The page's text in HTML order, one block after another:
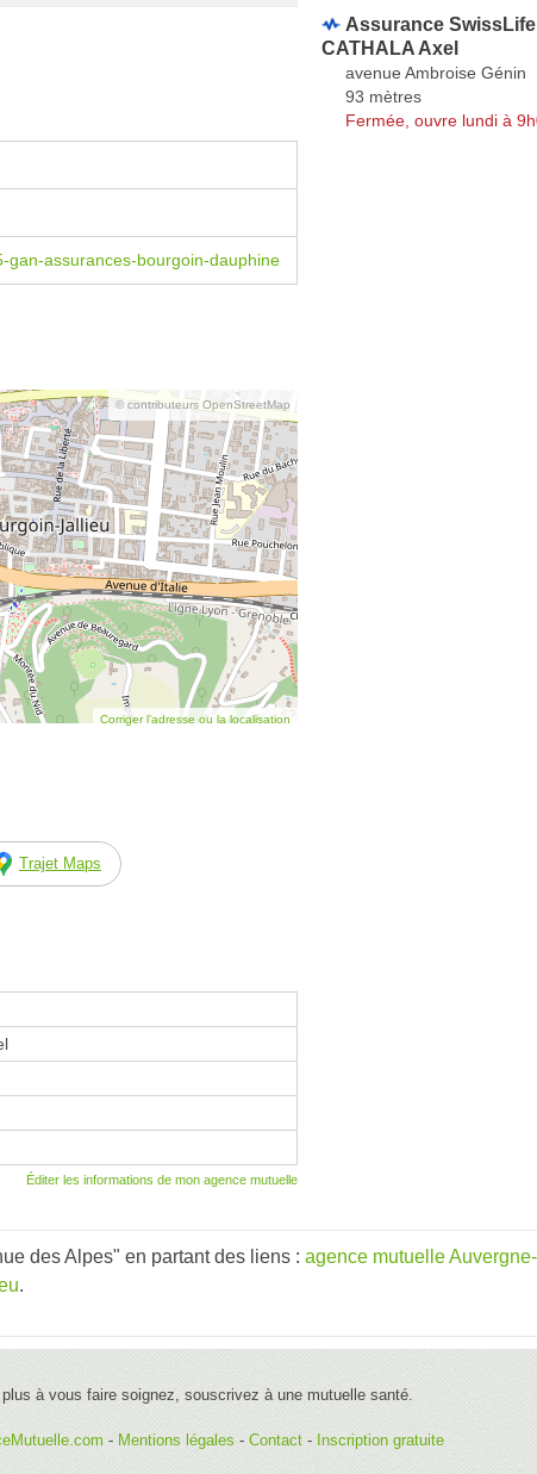
gan-assurances-bourgoin-dauphine
© contributeurs OpenStreetMap
Corriger l’adresse ou la localisation
Trajet Maps
Éditer les informations de mon agence mutuelle
Assurance
CATHALA Axel
avenue Ambroise Génin
93 mètres
Fermée, ouvre lundi à
des Alpes" en partant des liens : agence mutuelle
.
plus à vous faire soignez, souscrivez à une mutuelle santé.
- Mentions légales - Contact- Inscription gratuite